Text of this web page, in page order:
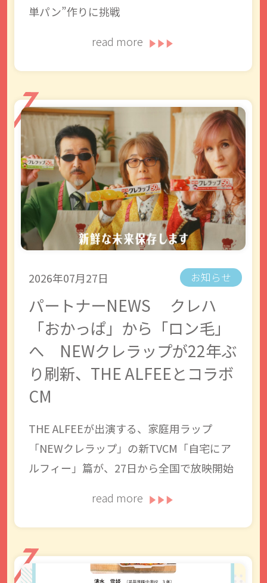
単パン”作りに挑戦
read more
2026年07月27日 お知らせ
パートナーNEWS クレハ
「おかっぱ」から「ロン毛」
へ NEWクレラップが22年ぶ
り刷新、THE ALFEEとコラボ
CM
THE ALFEEが出演する、家庭用ラップ
「NEWクレラップ」の新TVCM「自宅にア
ルフィー」篇が、27日から全国で放映開始
read more